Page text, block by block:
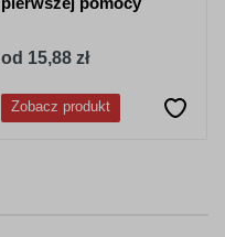
od 15,88 zł
Zobacz produkt